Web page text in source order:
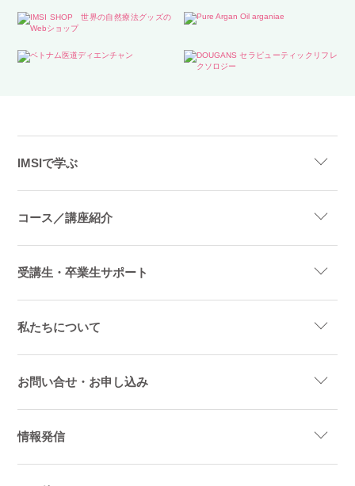
IMSIで学ぶ
コース／講座紹介
受講生・卒業生サポート
私たちについて
お問い合せ・お申し込み
情報発信